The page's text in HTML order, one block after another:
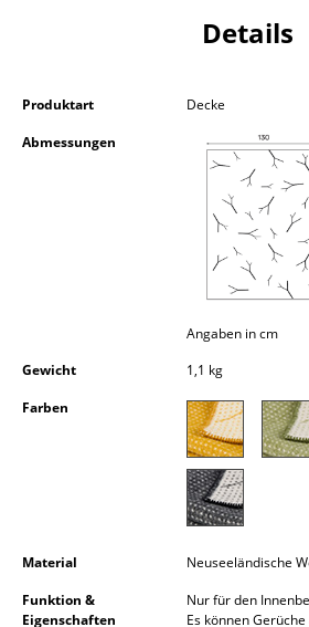
Beistell- & Rollcontainer
Garderoben
Kleinaufbewahrung
... alle Aufbewahrungsmöbel
Hängeleuchten &
Tischleuchten
Schreibtischleuchten
Stehleuchten & Leseleuchten
Wandleuchten
Outdoor-Leuchten
Details
Produktart
Decke
Abmessungen
Angaben in cm
Gewicht
1,1 kg
Farben
Material
Neuseeländische
Funktion &
Eigenschaften
Nur für den
Es können